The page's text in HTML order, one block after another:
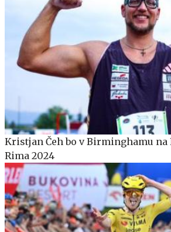
Kristjan Čeh bo v Birminghamu na
Rima 2024